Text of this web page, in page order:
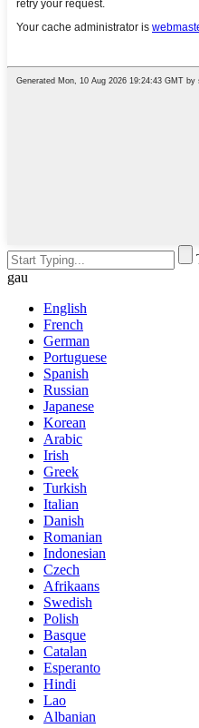
gau
English
French
German
Portuguese
Spanish
Russian
Japanese
Korean
Arabic
Irish
Greek
Turkish
Italian
Danish
Romanian
Indonesian
Czech
Afrikaans
Swedish
Polish
Basque
Catalan
Esperanto
Hindi
Lao
Albanian